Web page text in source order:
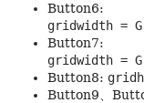
Button6:
gridwidth =
Button7:
gridwidth =
Button8:
Button9、